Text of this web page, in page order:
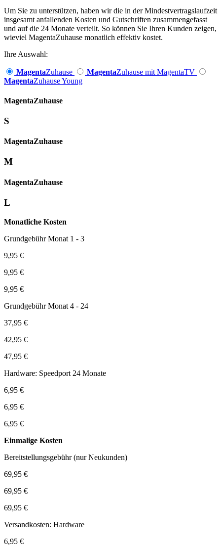
Um Sie zu unterstützen, haben wir die in der Mindestvertragslaufzeit
insgesamt anfallenden Kosten und Gutschriften zusammengefasst
und auf die 24 Monate verteilt. So können Sie Ihren Kunden zeigen,
wieviel MagentaZuhause monatlich effektiv kostet.
Ihre Auswahl:
MagentaZuhause MagentaZuhause mit MagentaTV
MagentaZuhause Young
Magenta­Zuhause
S
Magenta­Zuhause
M
Magenta­Zuhause
L
Monatliche Kosten
Grundgebühr Monat 1 - 3
9,95 €
9,95 €
9,95 €
Grundgebühr Monat 4 - 24
37,95 €
42,95 €
47,95 €
Hardware: Speedport 24 Monate
6,95 €
6,95 €
6,95 €
Einmalige Kosten
Bereitstellungsgebühr (nur Neukunden)
69,95 €
69,95 €
69,95 €
Versandkosten: Hardware
6,95 €